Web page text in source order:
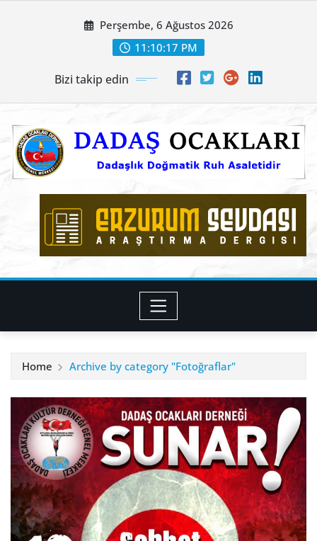
Perşembe, 6 Ağustos 2026
11:10:18 PM
Bizi takip edin
Home Archive by category "Fotoğraflar"